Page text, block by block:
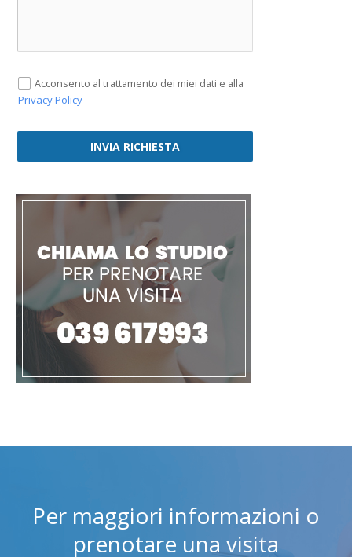
Acconsento al trattamento dei miei dati e alla
Privacy Policy
INVIA RICHIESTA
Per maggiori informazioni o
prenotare una visita